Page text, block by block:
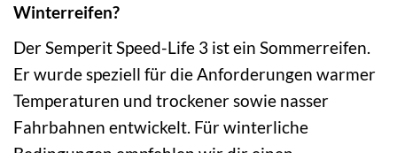
Winterreifen?
Der Semperit Speed-Life 3 ist ein Sommerreifen.
Er wurde speziell für die Anforderungen warmer
Temperaturen und trockener sowie nasser
Fahrbahnen entwickelt. Für winterliche